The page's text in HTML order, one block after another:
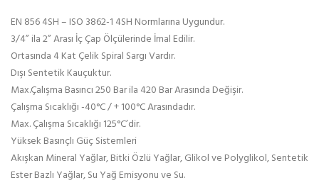
EN 856 4SH – ISO 3862-1 4SH Normlarına Uygundur.
3/4” ila 2” Arası İç Çap Ölçülerinde İmal Edilir.
Ortasında 4 Kat Çelik Spiral Sargı Vardır.
Dışı Sentetik Kauçuktur.
Max.Çalışma Basıncı 250 Bar ila 420 Bar Arasında Değişir.
Çalışma Sıcaklığı -40°C / + 100°C Arasındadır.
Max. Çalışma Sıcaklığı 125°C’dir.
Yüksek Basınçlı Güç Sistemleri
Akışkan Mineral Yağlar, Bitki Özlü Yağlar, Glikol ve Polyglikol, Sentetik
Ester Bazlı Yağlar, Su Yağ Emisyonu ve Su.